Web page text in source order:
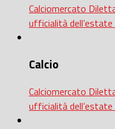
Calciomercato
ufficialità
Calcio
Calciomercato
ufficialità